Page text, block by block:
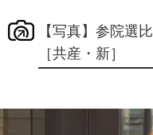
【写真】参院選
［共産・新］